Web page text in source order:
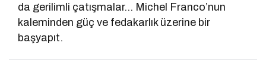
da gerilimli çatışmalar… Michel Franco’nun
kaleminden güç ve fedakarlık üzerine bir
başyapıt.